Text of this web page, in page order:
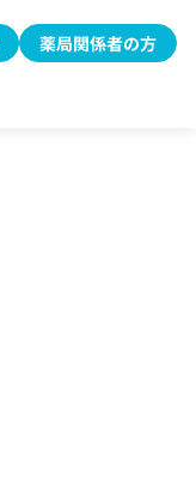
薬局関係者の方